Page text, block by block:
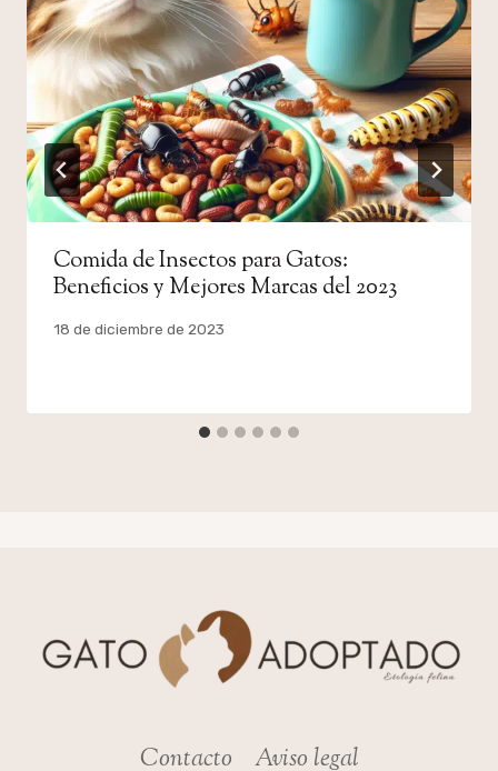
Comida de Insectos para Gatos:
Beneficios y Mejores Marcas del 2023
Por
18 de diciembre de 2023
Contacto Aviso legal